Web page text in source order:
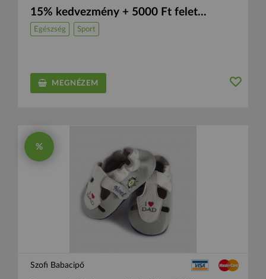
15% kedvezmény + 5000 Ft felet...
Egészség Sport
MEGNÉZEM
%
Szofi Babacipő